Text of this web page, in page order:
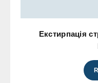
Екстирпація